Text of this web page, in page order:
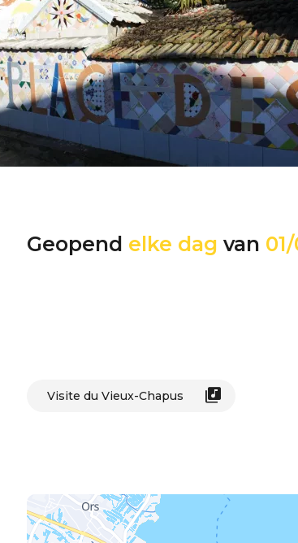
Geopend elke dag van 01/
Visite du Vieux-Chapus